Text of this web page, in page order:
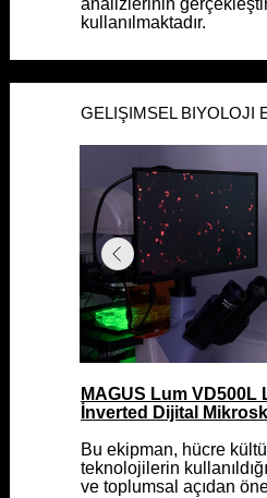
analizlerinin
kullanılmaktadır.
analizlerinin
kullanılmaktadır.
MAGUS Lum VD500L
İnverted Dijital
Bu ekipman, hücre
teknolojilerin
ve toplumsal açıdan
GELIŞIMSEL BIYOLOJI
MAGUS Lum VD500L
İnverted Dijital
Bu ekipman, hücre
teknolojilerin
ve toplumsal açıdan
GELIŞIMSEL BIYOLOJI